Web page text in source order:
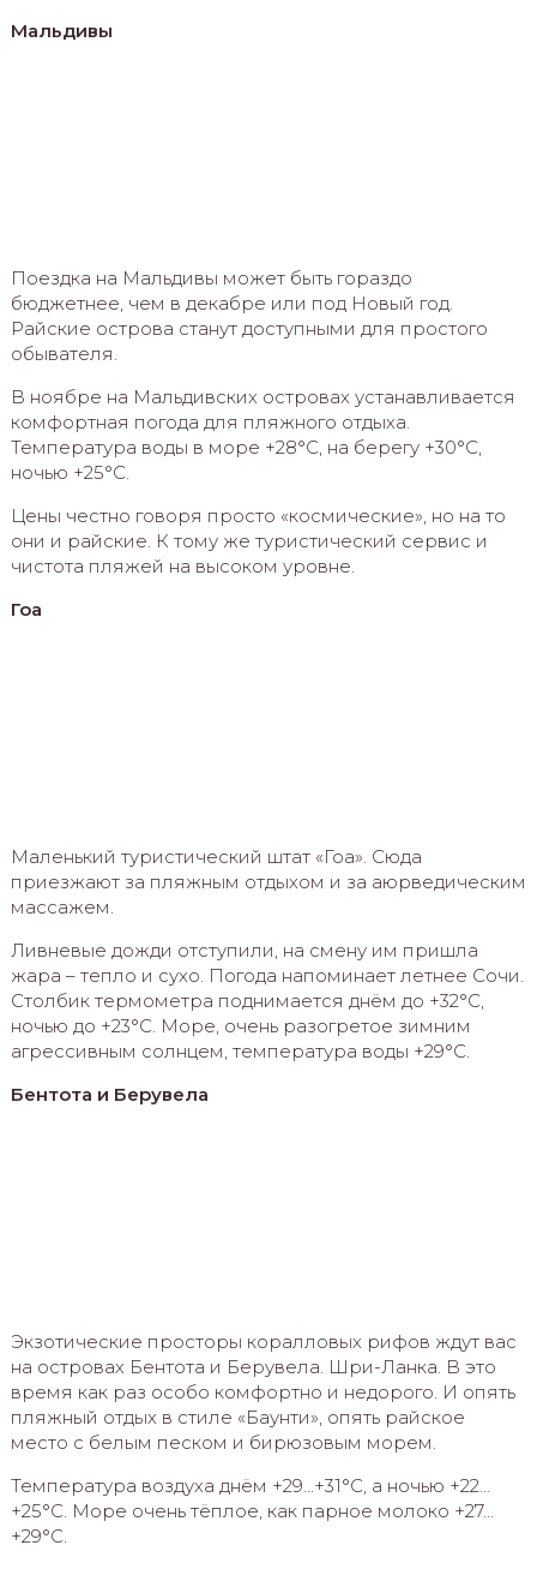
Мальдивы
Поездка на Мальдивы может быть гораздо
бюджетнее, чем в декабре или под Новый год.
Райские острова станут доступными для простого
обывателя.
В ноябре на Мальдивских островах устанавливается
комфортная погода для пляжного отдыха.
Температура воды в море +28°C, на берегу +30°C,
ночью +25°C.
Цены честно говоря просто «космические», но на то
они и райские. К тому же туристический сервис и
чистота пляжей на высоком уровне.
Гоа
Маленький туристический штат «Гоа». Сюда
приезжают за пляжным отдыхом и за аюрведическим
массажем.
Ливневые дожди отступили, на смену им пришла
жара – тепло и сухо. Погода напоминает летнее Сочи.
Столбик термометра поднимается днём до +32°C,
ночью до +23°C. Море, очень разогретое зимним
агрессивным солнцем, температура воды +29°C.
Бентота и Берувела
Экзотические просторы коралловых рифов ждут вас
на островах Бентота и Берувела. Шри-Ланка. В это
время как раз особо комфортно и недорого. И опять
пляжный отдых в стиле «Баунти», опять райское
место с белым песком и бирюзовым морем.
Температура воздуха днём +29…+31°C, а ночью +22…
+25°C. Море очень тёплое, как парное молоко +27…
+29°C.